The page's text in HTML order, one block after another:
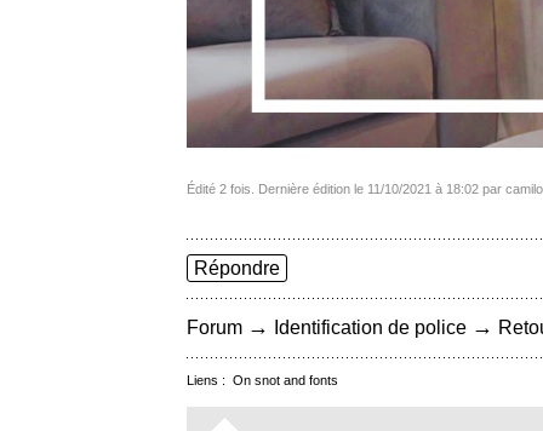
Édité 2 fois. Dernière édition le 11/10/2021 à 18:02 par
Répondre
Forum → Identification de police →
Liens : On snot and fonts